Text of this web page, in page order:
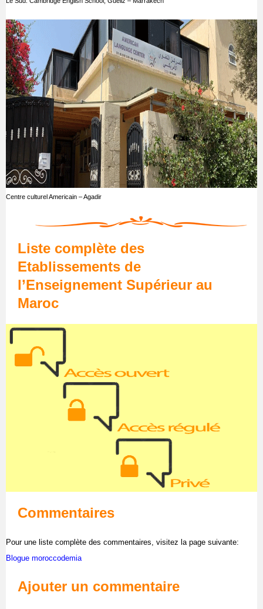
Centre culturel Americain – Agadir
Liste complète des
Etablissements de
l’Enseignement Supérieur au
Maroc
Commentaires
Pour une liste complète des commentaires, visitez la page suivante:
Blogue moroccodemia
Ajouter un commentaire